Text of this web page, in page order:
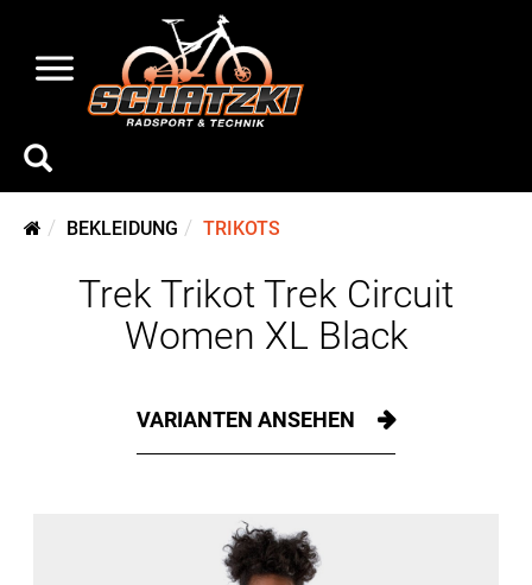
BEKLEIDUNG TRIKOTS
Trek Trikot Trek Circuit
Women XL Black
VARIANTEN ANSEHEN